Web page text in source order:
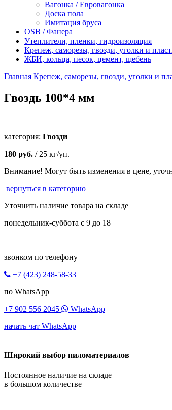
Вагонка / Евровагонка
Доска пола
Имитация бруса
OSB / Фанера
Утеплители, пленки, гидроизоляция
Крепеж, саморезы, гвозди, уголки и
ЖБИ, кольца, песок, цемент, щебень
Главная Крепеж, саморезы, гвозди, уголки и
Гвоздь 100*4 мм
категория: Гвозди
180 руб. / 25 кг/уп.
Внимание! Могут быть изменения в цене,
вернуться в категорию
Уточнить наличие товара на складе
понедельник-суббота с 9 до 18
звонком по телефону
+7 (423) 248-58-33
по WhatsApp
+7 902 556 2045
WhatsApp
начать чат WhatsApp
Широкий выбор пиломатериалов
Постоянное наличие на складе
в большом количестве